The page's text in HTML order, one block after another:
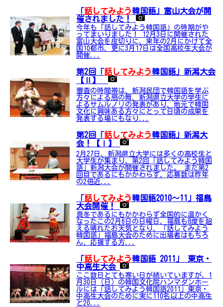
「話してみよう韓国語」富山大会が開
催されました！
今年も「話してみよう韓国語」の時期がや
ってまいりました！ 12月3日に開催された
富山大会を皮切りに、来年の2月にかけて全
国10都市、更に3月17日は全国高校生大会が
開催...
第2回「話してみよう韓国語」新潟大会
【Ⅱ】
審査の時間帯は、新潟民団で韓国語を学ぶ
方々による扇の舞、新潟県立大学の学生に
よるサムルノリの発表があり、地元で韓国
文化に興味ある方々にとって日頃の成果を
発表する場にもなり...
第2回「話してみよう韓国語」新潟大
会！【Ⅰ】
2月27日、新潟県立大学には多くの高校生と
大学生が集まり、第2回「話してみよう韓国
語」新潟大会が開催されました。 まだ第2
回目であるにもかかわらず、応募数は昨年
の2倍近...
「話してみよう韓国語2010～11」福島
大会開催！
真冬であるにもかかわらず全国的に温かく
なったこの2月6日の日曜日、福島も8度を超
える晴れたお天気となり、「話してみよう
韓国語」福島大会のために出場者はもちろ
ん、応援する方...
「話してみよう韓国語 2011」 東京・
中高生大会
ここ数日とても寒い日が続いていますが、1
月30日（日）の韓国文化院ハンマダンホー
ルには「話してみよう韓国語2011」東京・
中高生大会のために実に110名以上の中高生
と20...